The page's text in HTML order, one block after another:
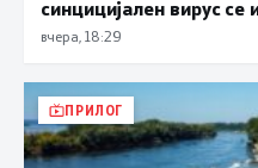
синцицијален вирус се
вчера, 18:29
ПРИЛОГ